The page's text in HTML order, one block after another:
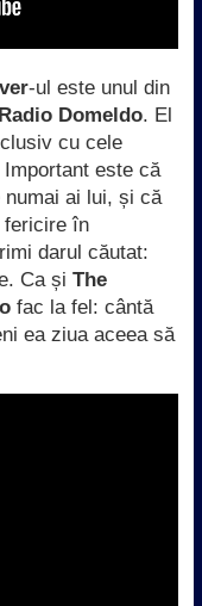
-ul este unul din
Radio Domeldo. El
cu cele
este că
ai lui, și că
fericire în
darul căutat:
Ca și The
fac la fel: cântă
ea ziua aceea să